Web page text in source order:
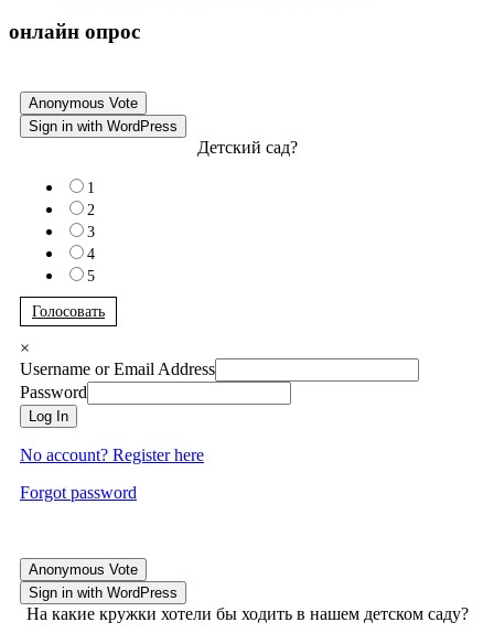
онлайн опрос
Anonymous Vote
Sign in with WordPress
Детский сад?
1
2
3
4
5
Голосовать
×
Username or Email Address
Password
Log In
No account? Register here
Forgot password
Anonymous Vote
Sign in with WordPress
На какие кружки хотели бы ходить в нашем детском саду?